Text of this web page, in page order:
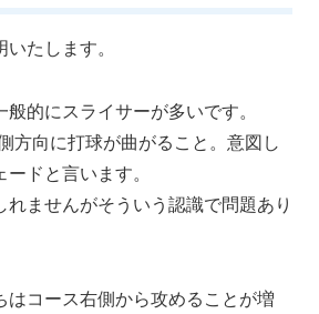
たします。
的にスライサーが多いです。
方向に打球が曲がること。意図し
ドと言います。
れませんがそういう認識で問題あり
はコース右側から攻めることが増